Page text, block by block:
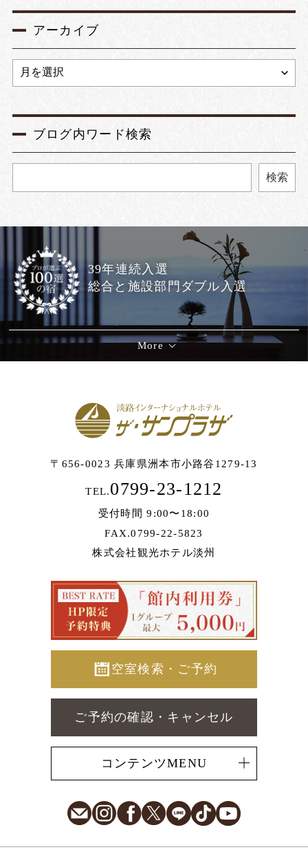
アーカイブ
ブログ内ワード検索
検索
39年連続入選
総合と施設部門ダブル入選
More
〒656-0023 兵庫県洲本市小路谷1279-13
TEL.0799-23-1212
受付時間 9:00〜18:00
FAX.0799-22-5823
株式会社観光ホテル淡州
空室検索・ご予約
ご予約の確認・キャンセル
コンテンツMENU
E-MailInstagramFacebook
X LINETikTok